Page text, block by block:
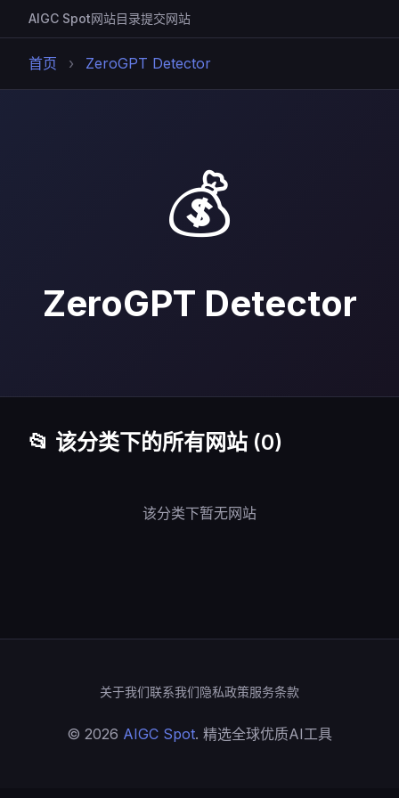
AIGC Spot网站目录提交网站
首页 › ZeroGPT Detector
💰
ZeroGPT Detector
📂 该分类下的所有网站 (0)
该分类下暂无网站
关于我们联系我们隐私政策服务条款
© 2026 AIGC Spot. 精选全球优质AI工具